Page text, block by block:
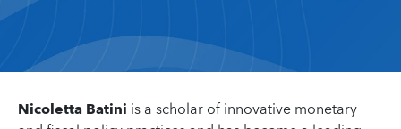
Nicoletta Batini is a scholar of innovative monetary